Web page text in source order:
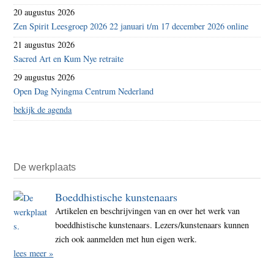
20 augustus 2026
Zen Spirit Leesgroep 2026 22 januari t/m 17 december 2026 online
21 augustus 2026
Sacred Art en Kum Nye retraite
29 augustus 2026
Open Dag Nyingma Centrum Nederland
bekijk de agenda
De werkplaats
Boeddhistische kunstenaars
Artikelen en beschrijvingen van en over het werk van
boeddhistische kunstenaars. Lezers/kunstenaars kunnen
zich ook aanmelden met hun eigen werk.
lees meer »